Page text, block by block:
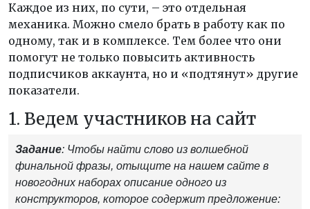
Каждое из них, по сути, – это отдельная
механика. Можно смело брать в работу как по
одному, так и в комплексе. Тем более что они
помогут не только повысить активность
подписчиков аккаунта, но и «подтянут» другие
показатели.
1. Ведем участников на сайт
Задание: Чтобы найти слово из волшебной
финальной фразы, отыщите на нашем сайте в
новогодних наборах описание одного из
конструкторов, которое содержит предложение: